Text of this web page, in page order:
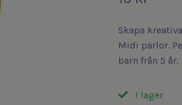
Skapa
Midi pärlor.
barn från 5 år.
I lager